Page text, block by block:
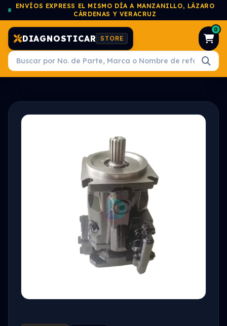
ENVÍOS EXPRESS EL MISMO DÍA A MANZANILLO, LÁZARO
CÁRDENAS Y VERACRUZ
DIAGNOSTICAR STORE
0